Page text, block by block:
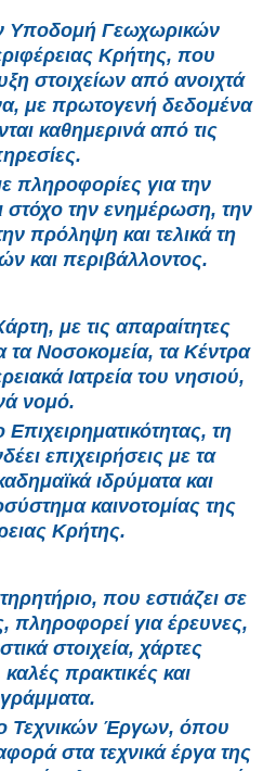
Υποδομή Γεωχωρικών
Κρήτης, που
στοιχείων από ανοιχτά
με πρωτογενή δεδομένα
καθημερινά από τις
πληροφορίες για την
στόχο την ενημέρωση, την
πρόληψη και τελικά τη
και περιβάλλοντος.
, με τις απαραίτητες
τα Νοσοκομεία, τα Κέντρα
Ιατρεία του νησιού,
νομό.
, τη
επιχειρήσεις με τα
ιδρύματα και
καινοτομίας της
Κρήτης.
, που εστιάζει σε
πληροφορεί για έρευνες,
στοιχεία, χάρτες
πρακτικές και
Τεχνικών Έργων, όπου
στα τεχνικά έργα της